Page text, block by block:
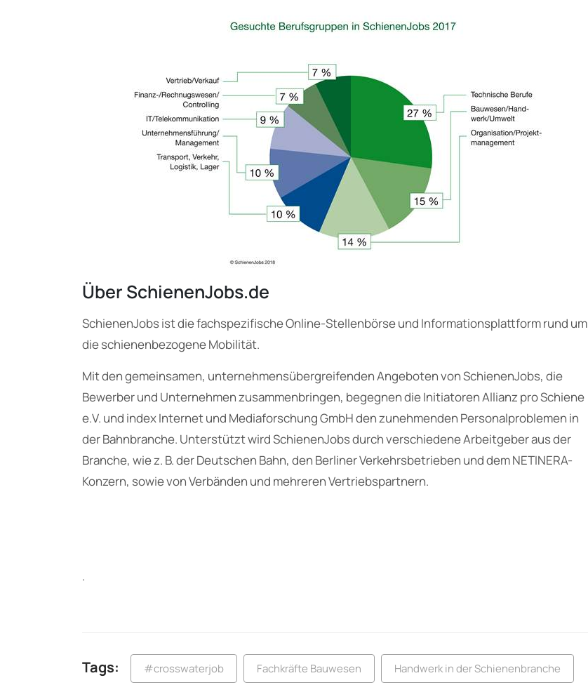
Über SchienenJobs.de
SchienenJobs ist die fachspezifische Online-Stellenbörse und Informationsplattform rund um
die schienenbezogene Mobilität.
Mit den gemeinsamen, unternehmensübergreifenden Angeboten von SchienenJobs, die
Bewerber und Unternehmen zusammenbringen, begegnen die Initiatoren Allianz pro Schiene
e.V. und index Internet und Mediaforschung GmbH den zunehmenden Personalproblemen in
der Bahnbranche. Unterstützt wird SchienenJobs durch verschiedene Arbeitgeber aus der
Branche, wie z. B. der Deutschen Bahn, den Berliner Verkehrsbetrieben und dem NETINERA-
Konzern, sowie von Verbänden und mehreren Vertriebspartnern.
.
Tags: #crosswaterjob Fachkräfte Bauwesen Handwerk in der Schienenbranche